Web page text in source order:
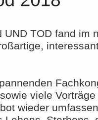
UND TOD fand im
viele
wieder